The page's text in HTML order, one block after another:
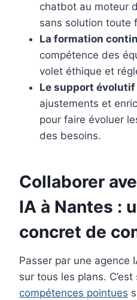
chatbot au moteur
sans solution toute
La formation
compétence des
volet éthique et
Le support évolutif
ajustements et
pour faire évoluer
des besoins.
Collaborer
IA à Nantes :
concret de
Passer par une agence
sur tous les plans. C’est
compétences pointues